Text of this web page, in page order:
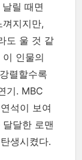
릴 때면
지지만,
도 울 것 같
인물의
렬할수록
기. MBC
석이 보여
달한 로맨
생시켰다.